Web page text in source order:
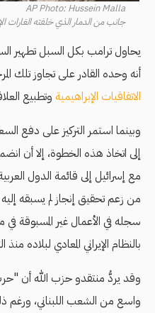
AP Photo: Hussein Malla
جانب من الدمار الذي خلفته الغارات
يحاول ترامب بكل السبل تطهير
أنه وحده القادر على تجاوز تلك
الاتفاقيات الإبراهيمية وتطبيع
وبينما استمر التركيز على دفع
إلى اتخاذ هذه الخطوة، إلا أن
مع إسرائيل إلى قائمة الدول
من زعم تحقيق إنجاز لم يسبقه
سجله في الأعمال غير المسبوقة
بالنظام الإيراني المعادي لبلاده منذ
وقد يردُّ منتقدو حزب الله أن
واسع من الشعب اللبناني، ورغم